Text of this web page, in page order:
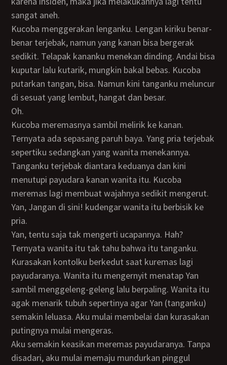
sangat aneh.
Kucoba menggerakan lenganku. Lengan kiriku benar-
benar terjebak, namun yang kanan bisa bergerak
sedikit. Telapak kananku menekan dinding. Andai bisa
kuputar lalu kutarik, mungkin bakal bebas. Kucoba
putarkan tangan, bisa. Namun kini tanganku meluncur
di sesuat yang lembut, hangat dan besar.
Oh.
Kucoba meremasnya sambil melirik ke kanan.
Ternyata ada sepasang paruh baya. Yang pria terjebak
sepertiku sedangkan yang wanita menekannya.
Tanganku terjebak diantara keduanya dan kini
menutupi payudara kanan wanita itu. Kucoba
meremas lagi membuat wajahnya sedikit mengerut.
Yan, Jangan di sini! kudengar wanita itu berbisik ke
pria.
Yan, tentu saja tak mengerti ucapannya. Hah?
Ternyata wanita itu tak tahu bahwa itu tanganku.
Kurasakan kontolku berkedut saat kuremas lagi
payudaranya. Wanita itu mengernyit menatap Yan
sambil menggeleng-geleng lalu berpaling. Wanita itu
agak menarik tubuh sepertinya agar Yan (tanganku)
semakin leluasa. Aku mulai membelai dan kurasakan
putingnya mulai mengeras.
Aku semakin keasikan meremas payudaranya. Tanpa
disadari, aku mulai memaju mundurkan pinggul